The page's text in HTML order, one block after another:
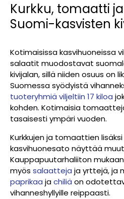
Kurkku, tomaatti
Suomi-kasvisten
Kotimaisissa kasvihuoneissa
salaatit muodostavat
kivijalan, sillä niiden osuus on
Suomessa syödyistä
tuoteryhmiä viljeltiin 17 kiloa
kohden. Kotimaisia
tasaisesti ympäri vuoden.
Kurkkujen ja tomaattien
kasvihuonesato näyttää
Kauppapuutarhaliiton
myös salaatteja ja yrttejä, ja
paprikaa jachiliä on
vihanneshyllyille reippaasti.